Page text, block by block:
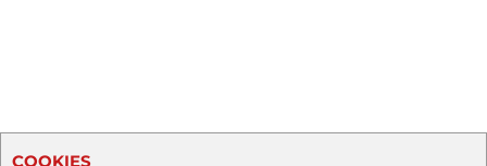
COOKIES